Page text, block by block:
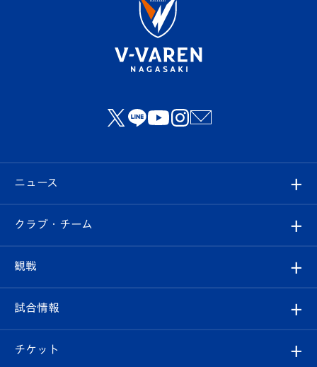
ニュース
すべて
クラブ
試合情報
クラブ・チーム
クラブ概要
観戦
観戦ルール
試合情報
試合日程/結果
チケット